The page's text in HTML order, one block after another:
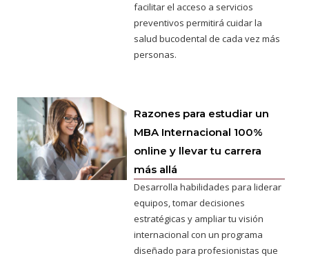
facilitar el acceso a servicios
preventivos permitirá cuidar la
salud bucodental de cada vez más
personas.
Razones para estudiar un
MBA Internacional 100%
online y llevar tu carrera
más allá
Desarrolla habilidades para liderar
equipos, tomar decisiones
estratégicas y ampliar tu visión
internacional con un programa
diseñado para profesionistas que